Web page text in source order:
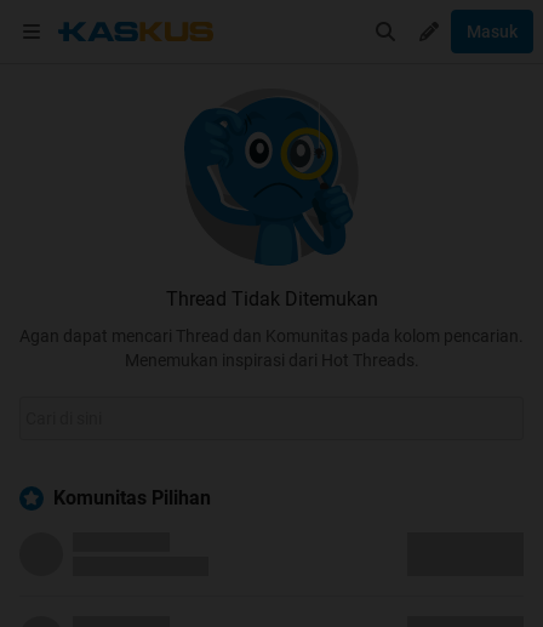
Masuk
Thread Tidak Ditemukan
Agan dapat mencari Thread dan Komunitas pada kolom pencarian.
Menemukan inspirasi dari Hot Threads.
Komunitas Pilihan